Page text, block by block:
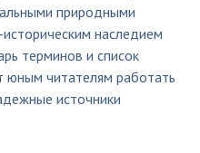
природными
наследием
терминов и список
юным читателям работать
источники